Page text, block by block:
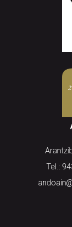
Tel.: